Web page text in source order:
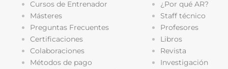
Cursos de Entrenador
Másteres
Preguntas Frecuentes
Certificaciones
Colaboraciones
Métodos de pago
¿Por qué AR?
Staff técnico
Profesores
Libros
Revista
Investigación